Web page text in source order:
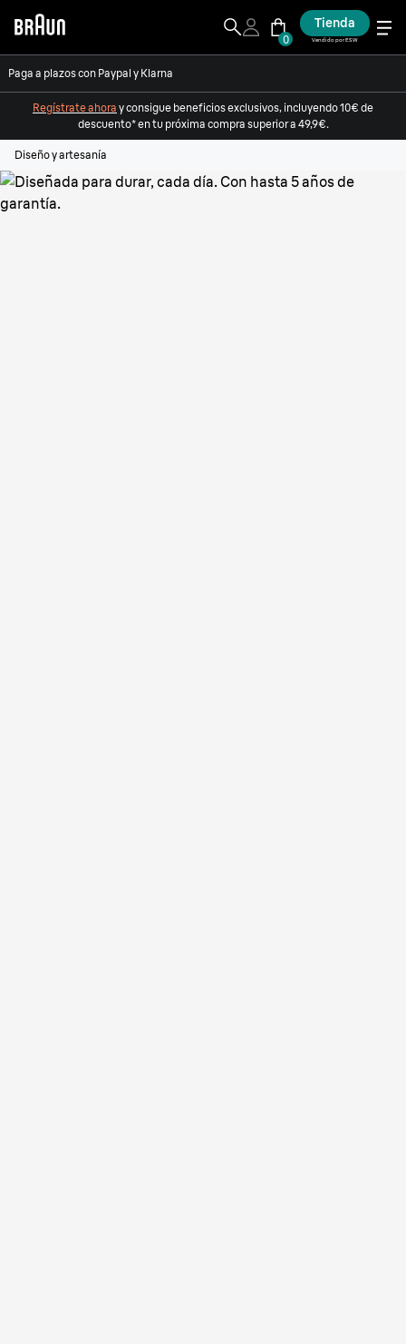
0
Tienda
Vendido por ESW
Paga a plazos con Paypal y Klarna
Regístrate ahora y consigue beneficios exclusivos, incluyendo 10€ de
descuento* en tu próxima compra superior a 49,9€.
Diseño y artesanía